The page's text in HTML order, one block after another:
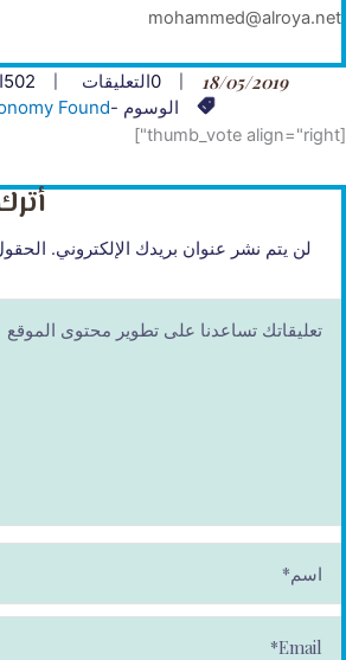
mohammed@alroya.net
18/05/2019
0التعليقات 502
الوسوم -Found.
[thumb_vote align="right"]
لن يتم نشر عنوان بريدك الإلكتروني.
م
*